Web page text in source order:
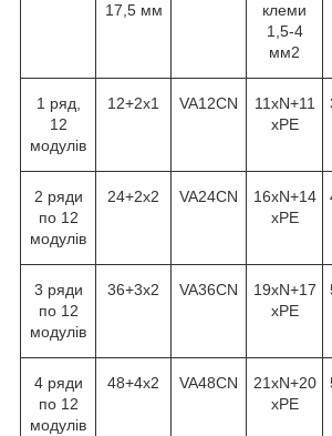
17,5 мм
клеми
1,5-4
мм2
1 ряд,
12
модулів
12+2х1 VA12CN
11xN+11
xPE
2 ряди
по 12
модулів
24+2х2 VA24CN
16xN+14
xPE
3 ряди
по 12
модулів
36+3х2 VA36CN
19xN+17
xPE
4 ряди
по 12
модулів
48+4х2 VA48CN
21xN+20
xPE